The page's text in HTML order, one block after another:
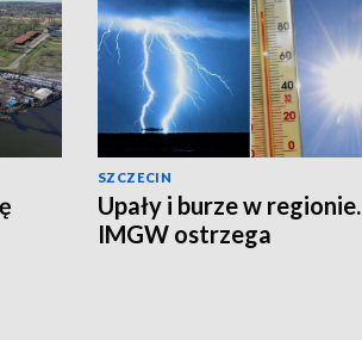
SZCZECIN
Upały i burze w regionie.
IMGW ostrzega